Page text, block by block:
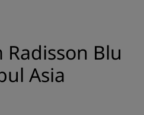
Blu
Asia